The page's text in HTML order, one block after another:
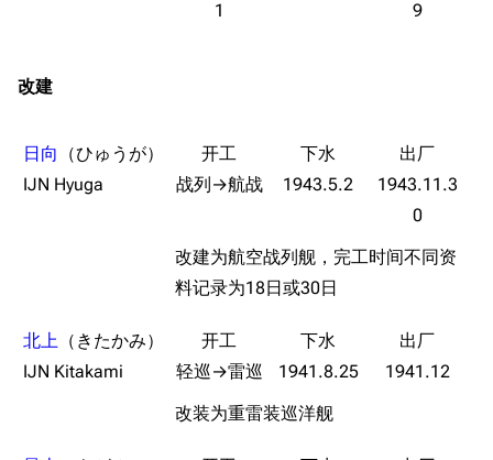
宿舍与家具
浴室
特别船坞
术语词典
舰娘对话小剧场
舰船归宿一览
舰名溯源
图纸舰与未成舰
蒸汽轮机基础
1
9
改建
日向
（ひゅうが）
IJN Hyuga
战列→航战 1943.5.2
1943.11.3
0
改建为航空战列舰，完工时间不同资
料记录为18日或30日
北上 （きたかみ）
IJN Kitakami
轻巡→雷巡 1941.8.25
1941.12
改装为重雷装巡洋舰